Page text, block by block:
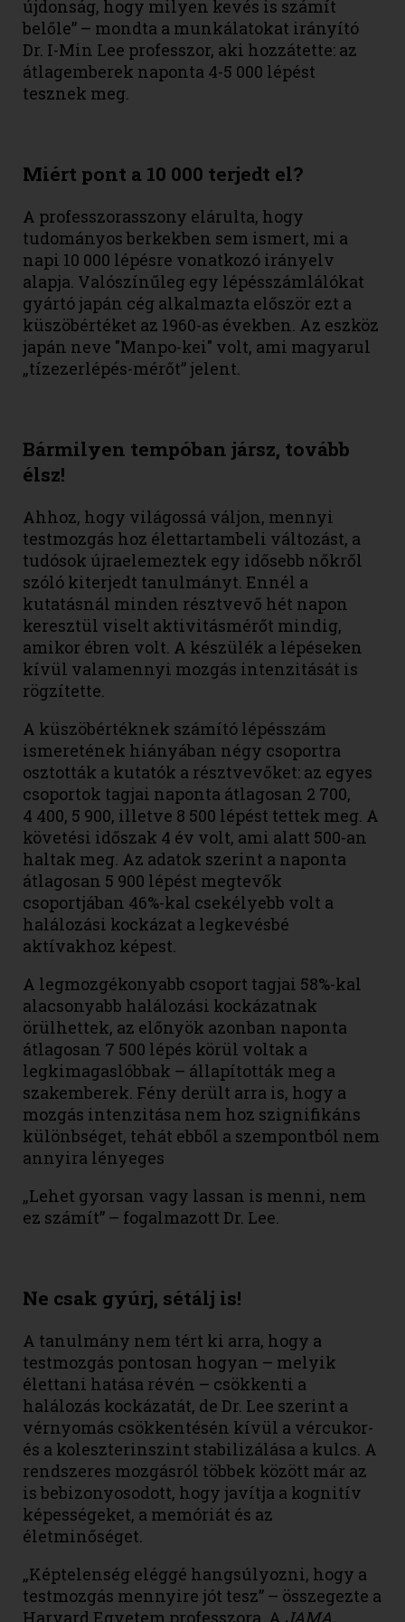
újdonság, hogy milyen kevés is számít
belőle” – mondta a munkálatokat irányító
Dr. I-Min Lee professzor, aki hozzátette: az
átlagemberek naponta 4-5 000 lépést
tesznek meg.
Miért pont a 10 000 terjedt el?
A professzorasszony elárulta, hogy
tudományos berkekben sem ismert, mi a
napi 10 000 lépésre vonatkozó irányelv
alapja. Valószínűleg egy lépésszámlálókat
gyártó japán cég alkalmazta először ezt a
küszöbértéket az 1960-as években. Az eszköz
japán neve "Manpo-kei" volt, ami magyarul
„tízezerlépés-mérőt” jelent.
Bármilyen tempóban jársz, tovább
élsz!
Ahhoz, hogy világossá váljon, mennyi
testmozgás hoz élettartambeli változást, a
tudósok újraelemeztek egy idősebb nőkről
szóló kiterjedt tanulmányt. Ennél a
kutatásnál minden résztvevő hét napon
keresztül viselt aktivitásmérőt mindig,
amikor ébren volt. A készülék a lépéseken
kívül valamennyi mozgás intenzitását is
rögzítette.
A küszöbértéknek számító lépésszám
ismeretének hiányában négy csoportra
osztották a kutatók a résztvevőket: az egyes
csoportok tagjai naponta átlagosan 2 700,
4 400, 5 900, illetve 8 500 lépést tettek meg. A
követési időszak 4 év volt, ami alatt 500-an
haltak meg. Az adatok szerint a naponta
átlagosan 5 900 lépést megtevők
csoportjában 46%-kal csekélyebb volt a
halálozási kockázat a legkevésbé
aktívakhoz képest.
A legmozgékonyabb csoport tagjai 58%-kal
alacsonyabb halálozási kockázatnak
örülhettek, az előnyök azonban naponta
átlagosan 7 500 lépés körül voltak a
legkimagaslóbbak – állapították meg a
szakemberek. Fény derült arra is, hogy a
mozgás intenzitása nem hoz szignifikáns
különbséget, tehát ebből a szempontból nem
annyira lényeges
„Lehet gyorsan vagy lassan is menni, nem
ez számít” – fogalmazott Dr. Lee.
Ne csak gyúrj, sétálj is!
A tanulmány nem tért ki arra, hogy a
testmozgás pontosan hogyan – melyik
élettani hatása révén – csökkenti a
halálozás kockázatát, de Dr. Lee szerint a
vérnyomás csökkentésén kívül a vércukor-
és a koleszterinszint stabilizálása a kulcs. A
rendszeres mozgásról többek között már az
is bebizonyosodott, hogy javítja a kognitív
képességeket, a memóriát és az
életminőséget.
„Képtelenség eléggé hangsúlyozni, hogy a
testmozgás mennyire jót tesz” – összegezte a